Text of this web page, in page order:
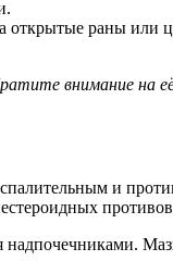
открытые раны или
внимание на
и